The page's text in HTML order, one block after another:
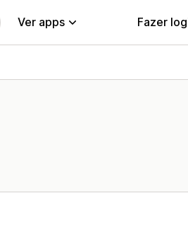
Ver apps Fazer